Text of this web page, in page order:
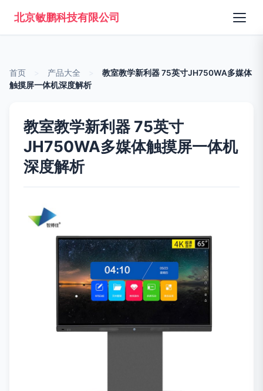
北京敏鹏科技有限公司
首页 产品大全
教室教学新利器 75英寸JH750WA多媒体
触摸屏一体机深度解析
教室教学新利器 75英寸
JH750WA多媒体触摸屏一体机
深度解析